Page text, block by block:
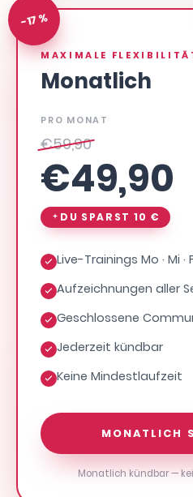
-17 %
MAXIMALE
Monatlich
PRO MONAT
€59,90
€49,90
DU SPARST 10 €
Live-Trainings Mo · Mi ·
Aufzeichnungen aller
Geschlossene
Jederzeit kündbar
Keine Mindestlaufzeit
MONATLICH
Monatlich kündbar —